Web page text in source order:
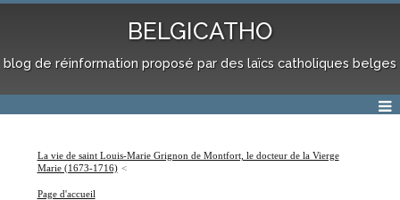
BELGICATHO
blog de réinformation proposé par des laïcs catholiques belges
La vie de saint Louis-Marie Grignon de Montfort, le docteur de la Vierge
Marie (1673-1716)
Page d'accueil